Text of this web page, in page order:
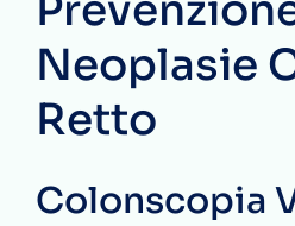
Neoplasie
Retto
Colonscopia